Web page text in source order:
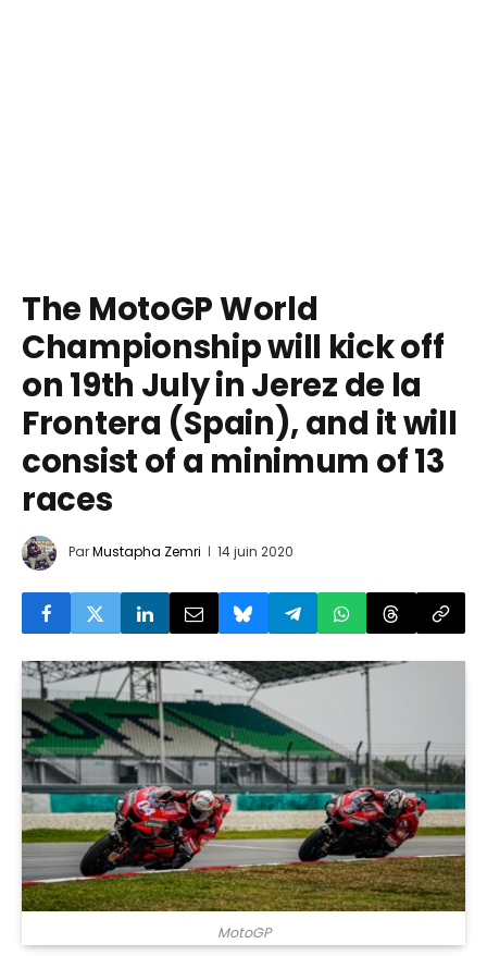
The MotoGP World
Championship will kick off
on 19th July in Jerez de la
Frontera (Spain), and it will
consist of a minimum of 13
races
ParMustapha Zemri 14 juin 2020
MotoGP